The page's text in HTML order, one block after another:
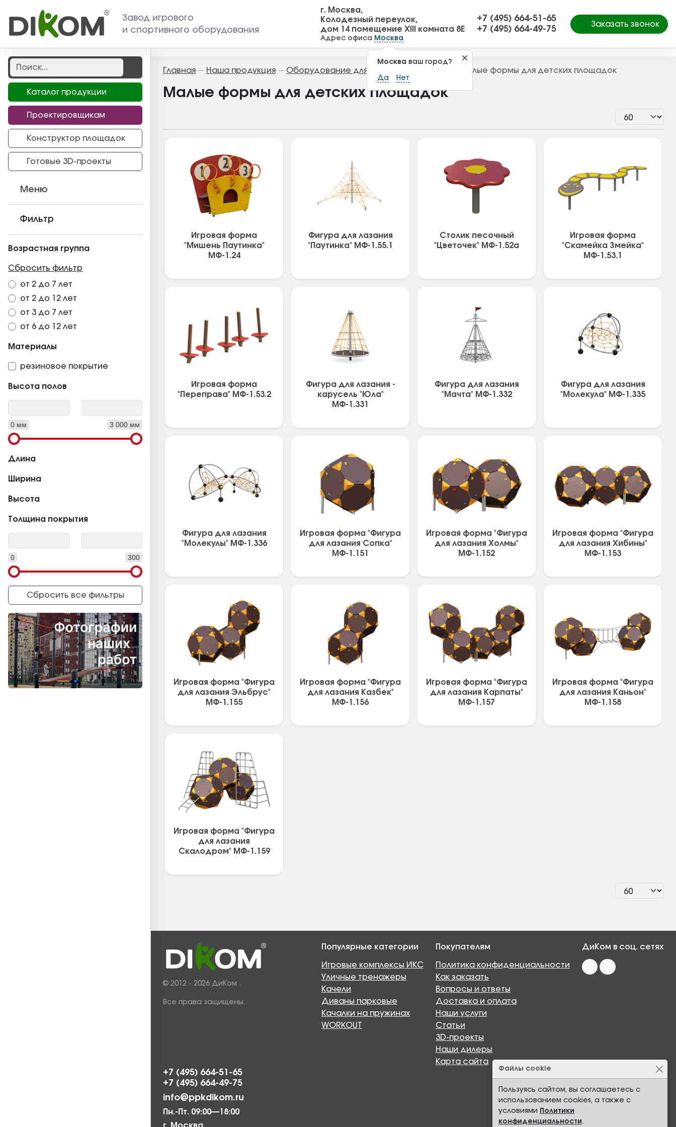
Завод игрового
и спортивного оборудования
г. Москва,
Колодезный переулок,
дом 14 помещение XIII комната 8Е
Адрес офиса Москва
Москва ваш город?
Да Нет
+7 (495) 664-51-65
+7 (495) 664-49-75
Заказать звонок
Каталог продукции
Проектировщикам
Конструктор площадок
Готовые 3D-проекты
Меню
Фильтр
Возрастная группа
Сбросить фильтр
от 2 до 7 лет
от 2 до 12 лет
от 3 до 7 лет
от 6 до 12 лет
Материалы
резиновое покрытие
Высота полов
0 мм 3 000 мм
Длина
Ширина
Высота
Толщина покрытия
0 300
Сбросить все фильтры
Главная — Наша продукция — Оборудование для детских площадок Малые формы для детских площадок
Малые формы для детских площадок
Игровая форма
"Мишень Паутинка"
МФ-1.24
Фигура для лазания
"Паутинка" МФ-1.55.1
Столик песочный
"Цветочек" МФ-1.52а
Игровая форма
"Скамейка Змейка"
МФ-1.53.1
Игровая форма
"Переправа" МФ-1.53.2
Фигура для лазания -
карусель "Юла"
МФ-1.331
Фигура для лазания
"Мачта" МФ-1.332
Фигура для лазания
"Молекула" МФ-1.335
Фигура для лазания
"Молекулы" МФ-1.336
Игровая форма "Фигура
для лазания Сопка"
МФ-1.151
Игровая форма "Фигура
для лазания Холмы"
МФ-1.152
Игровая форма "Фигура
для лазания Хибины"
МФ-1.153
Игровая форма "Фигура
для лазания Эльбрус"
МФ-1.155
Игровая форма "Фигура
для лазания Казбек"
МФ-1.156
Игровая форма "Фигура
для лазания Карпаты"
МФ-1.157
Игровая форма "Фигура
для лазания Каньон"
МФ-1.158
Игровая форма "Фигура
для лазания
Скалодром" МФ-1.159
© 2012 - 2026 ДиКом .
Все права защищены.
Файлы cookie
Пользуясь сайтом, вы соглашаетесь с
использованием cookies, а также с
условиями Политики
конфиденциальности.
Популярные категории
Игровые комплексы ИКС
Уличные тренажеры
Качели
Диваны парковые
Качалки на пружинах
WORKOUT
Покупателям
Политика конфиденциальности
Как заказать
Вопросы и ответы
Доставка и оплата
Наши услуги
Статьи
3D-проекты
Наши дилеры
Карта сайта
ДиКом в соц. сетях
+7 (495) 664-51-65
+7 (495) 664-49-75
info@ppkdikom.ru
Пн.-Пт. 09:00—18:00